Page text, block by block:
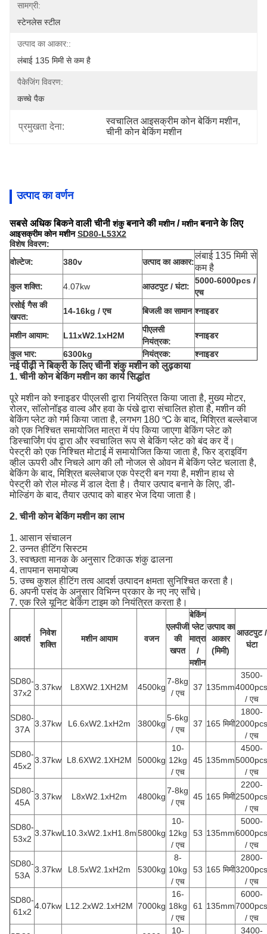
सामग्री:
स्टेनलेस स्टील
उत्पाद का आकार::
लंबाई 135 मिमी से कम है
पैकेजिंग विवरण:
कच्चे पैक
प्रमुखता देना:
स्वचालित आइसक्रीम कोन बेकिंग मशीन,
चीनी कोन बेकिंग मशीन
उत्पाद का वर्णन
सबसे अधिक बिकने वाली चीनी शंकु बनाने की मशीन / मशीन बनाने के लिए
आइसक्रीम कोन मशीन SD80-L53X2
विशेष विवरण:
वोल्टेज:
380v उत्पाद का आकार:
लंबाई 135 मिमी से
कम है
कुल शक्ति: 4.07kw आउटपुट / घंटा:
5000-6000pcs /
एच
रसोई गैस की
खपत:
14-16kg / एच बिजली का सामान श्नाइडर
मशीन आयाम: L11xW2.1xH2M
पीएलसी
नियंत्रक:
श्नाइडर
कुल भार:
6300kg नियंत्रक: श्नाइडर
नई पीढ़ी ने बिक्री के लिए चीनी शंकु मशीन को लुढ़काया
1. चीनी कोन बेकिंग मशीन का कार्य सिद्धांत
पूरे मशीन को श्नाइडर पीएलसी द्वारा नियंत्रित किया जाता है, मुख्य मोटर,
रोलर, सॉलोनॉइड वाल्व और हवा के पंखे द्वारा संचालित होता है, मशीन की
बेकिंग प्लेट को गर्म किया जाता है, लगभग 180 ℃ के बाद, मिश्रित बल्लेबाज
को एक निश्चित समायोजित मात्रा में पंप किया जाएगा बेकिंग प्लेट को
डिस्चार्जिंग पंप द्वारा और स्वचालित रूप से बेकिंग प्लेट को बंद कर दें।
पेस्ट्री को एक निश्चित मोटाई में समायोजित किया जाता है, फिर ड्राइविंग
व्हील ऊपरी और निचले आग की लौ नोजल से ओवन में बेकिंग प्लेट चलाता है,
बेकिंग के बाद, मिश्रित बल्लेबाज एक पेस्ट्री बन गया है, मशीन हाथ से
पेस्ट्री को रोल मोल्ड में डाल देता है। तैयार उत्पाद बनाने के लिए, डी-
मोल्डिंग के बाद, तैयार उत्पाद को बाहर भेज दिया जाता है।
2. चीनी कोन बेकिंग मशीन का लाभ
1. आसान संचालन
2. उन्नत हीटिंग सिस्टम
3. स्वच्छता मानक के अनुसार टिकाऊ शंकु ढालना
4. तापमान समायोज्य
5. उच्च कुशल हीटिंग तत्व आदर्श उत्पादन क्षमता सुनिश्चित करता है।
6. अपनी पसंद के अनुसार विभिन्न प्रकार के नए नए साँचे।
7. एक रिले यूनिट बेकिंग टाइम को नियंत्रित करता है।
आदर्श
निवेश
शक्ति
मशीन आयाम वजन
एलपीजी
की
खपत
बेकिंग
प्लेट
मात्रा
/
मशीन
उत्पाद का
आकार
(मिमी)
आउटपुट /
घंटा
SD80-
37x2
3.37kw L8XW2.1XH2M 4500kg
7-8kg
/ एच
37 135mm
3500-
4000pcs
/ एच
SD80-
37A
3.37kw L6.6xW2.1xH2m 3800kg
5-6kg
/ एच
37 165 मिमी
1800-
2000pcs
/ एच
SD80-
45x2
3.37kw L8.6XW2.1XH2M 5000kg
10-
12kg
/ एच
45 135mm
4500-
5000pcs
/ एच
SD80-
45A
3.37kw L8xW2.1xH2m 4800kg
7-8kg
/ एच
45 165 मिमी
2200-
2500pcs
/ एच
SD80-
53x2
3.37kwL10.3xW2.1xH1.8m5800kg
10-
12kg
/ एच
53 135mm
5000-
6000pcs
/ एच
SD80-
53A
3.37kw L8.5xW2.1xH2m 5300kg
8-
10kg
/ एच
53 165 मिमी
2800-
3200pcs
/ एच
SD80-
61x2
4.07kw L12.2xW2.1xH2M 7000kg
16-
18kg
/ एच
61 135mm
6000-
7000pcs
/ एच
10- 3400-